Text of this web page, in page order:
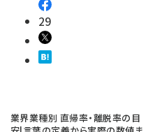
29
業界業種別 直帰率・離脱率の目